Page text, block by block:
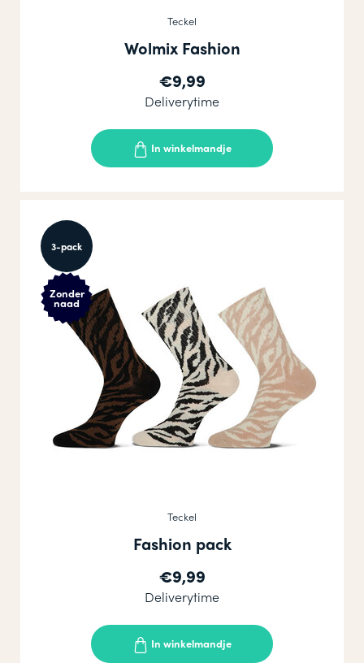
Teckel
Wolmix Fashion
€9,99
Deliverytime
In winkelmandje
3-pack
Zonder
naad
Teckel
Fashion pack
€9,99
Deliverytime
In winkelmandje